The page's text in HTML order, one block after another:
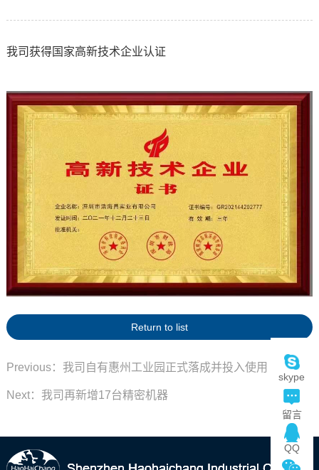
skype
留言
QQ
我司获得国家高新技术企业认证
Return to list
Previous：我司自有惠州工业园正式落成并投入使用
Next：我司再新增17台精密机器